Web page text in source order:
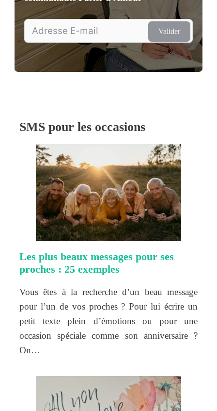
Valider
SMS pour les occasions
Les plus beaux messages pour ses
proches : 25 exemples
Vous êtes à la recherche d’un beau message
pour l’un de vos proches ? Pour lui écrire un
petit texte plein d’émotions ou pour une
occasion spéciale comme son anniversaire ?
On…